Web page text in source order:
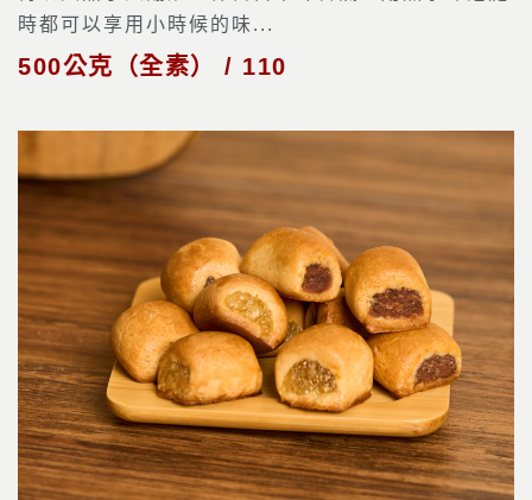
時都可以享用小時候的味...
500公克（全素） / 110